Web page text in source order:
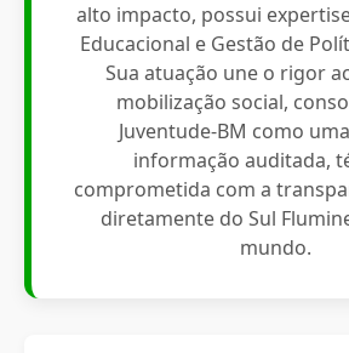
alto impacto, possui
Educacional e Gestão de
Sua atuação une o rigor
mobilização social,
Juventude-BM como
informação auditada,
comprometida com a
diretamente do Sul
mundo.